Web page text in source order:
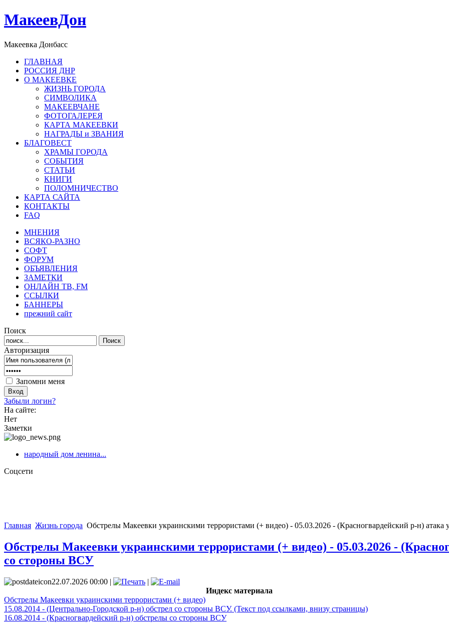
МакеевДон
Макеевка Донбасс
ГЛАВНАЯ
РОССИЯ ДНР
О МАКЕЕВКЕ
ЖИЗНЬ ГОРОДА
СИМВОЛИКА
МАКЕЕВЧАНЕ
ФОТОГАЛЕРЕЯ
КАРТА МАКЕЕВКИ
НАГРАДЫ и ЗВАНИЯ
БЛАГОВЕСТ
ХРАМЫ ГОРОДА
СОБЫТИЯ
СТАТЬИ
КНИГИ
ПОЛОМНИЧЕСТВО
КАРТА САЙТА
КОНТАКТЫ
FAQ
МНЕНИЯ
ВСЯКО-РАЗНО
СОФТ
ФОРУМ
ОБЪЯВЛЕНИЯ
ЗАМЕТКИ
ОНЛАЙН ТВ, FM
ССЫЛКИ
БАННЕРЫ
прежний сайт
Поиск
Авторизация
Запомни меня
Забыли логин?
На сайте:
Нет
Заметки
народный дом ленина...
Соцсети
Главная Жизнь города Обстрелы Макеевки украинскими террористами (+ видео) - 05.03.2026 - (Красногвардейский р-н)
Обстрелы Макеевки украинскими террористами (+ видео) - 05.03.2026 -
со стороны ВСУ
22.07.2026 00:00 |
|
Индекс материала
Обстрелы Макеевки украинскими террористами (+ видео)
15.08.2014 - (Центрально-Городской р-н) обстрел со стороны ВСУ. (Текст под ссылками, внизу страницы)
16.08.2014 - (Красногвардейский р-н) обстрелы со стороны ВСУ